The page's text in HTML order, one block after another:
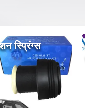
स्प्रिंग्स